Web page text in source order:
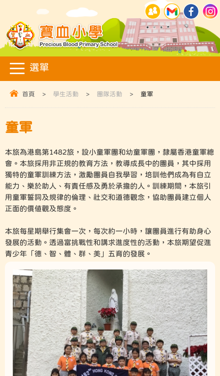
首頁 > 學生活動 > 團隊活動 > 童軍
童軍
本旅為港島第1482旅，設小童軍團和幼童軍團，隸屬香港童軍總
會。本旅採用非正規的教育方法，教導成長中的團員，其中採用
獨特的童軍訓練方法，激勵團員自我學習，培訓他們成為有自立
能力、樂於助人、有責任感及勇於承擔的人。訓練期間，本旅引
用童軍誓詞及規律的倫理、社交和道德觀念，協助團員建立個人
正面的價值觀及態度。
本旅每星期舉行集會一次，每次約一小時，讓團員進行有助身心
發展的活動。透過富挑戰性和講求進度性的活動，本旅期望促進
青少年「德、智、體、群、美」五育的發展。